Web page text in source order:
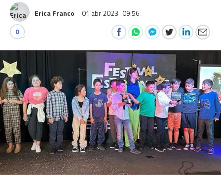
Erica Franco 01 abr 2023 09:56
0